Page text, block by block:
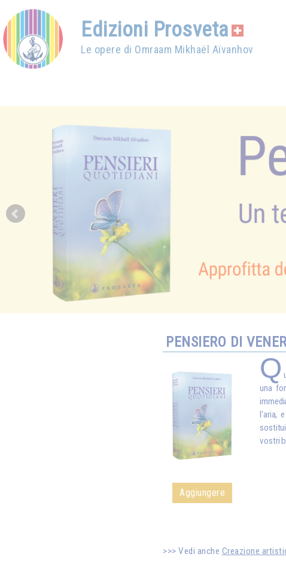
Edizioni Prosveta
Le opere di Omraam Mikhaël Aïvanhov
Prev
PENSIERO DI
Aggiungere
Q
una
l'aria,
vostri
Vedi anche Creazione